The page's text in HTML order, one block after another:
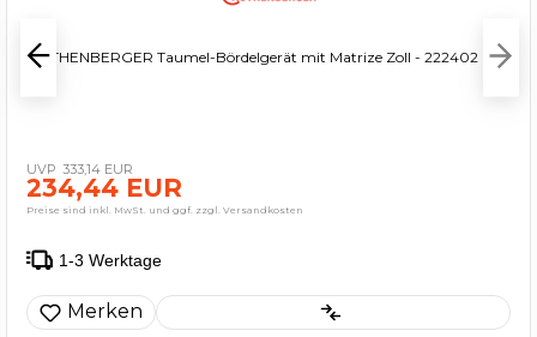
ROTHENBERGER Taumel-Bördelgerät mit Matrize Zoll - 222402
333,14 EUR
234,44 EUR
Preise sind inkl. MwSt. und ggf. zzgl. Versandkosten
1-3 Werktage
Merken